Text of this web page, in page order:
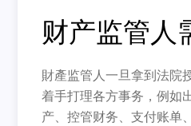
财产监管人
財產监管人一旦拿到法院
着手打理各方事务，例如
产、控管财务、支付账单